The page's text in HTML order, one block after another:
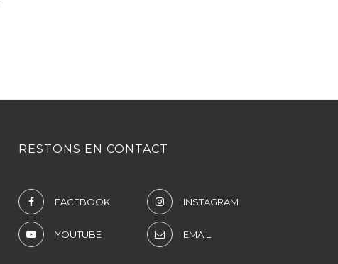
RESTONS EN CONTACT
FACEBOOK INSTAGRAM
YOUTUBE EMAIL